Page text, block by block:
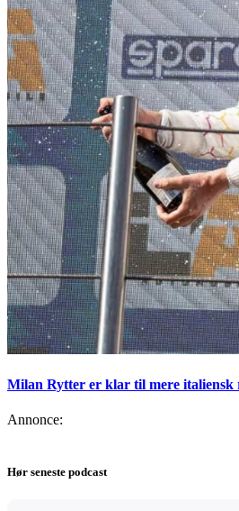
Milan Rytter er klar til mere italiensk
Annonce:
Hør seneste podcast